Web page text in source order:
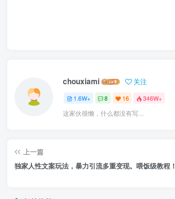
chouxiami 关注
1.6W+ 8 16 346W+
这家伙很懒，什么都没有写...
上一篇
独家人性文案玩法，暴力引流多重变现。喂饭级教程！